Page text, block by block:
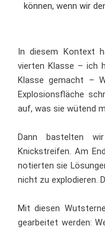
können, wenn wir
In diesem Kontext
vierten Klasse – ich
Klasse gemacht –
Explosionsfläche
auf, was sie wütend
Dann bastelten
Knickstreifen. Am
notierten sie
nicht zu explodieren.
Mit diesen
gearbeitet werden: